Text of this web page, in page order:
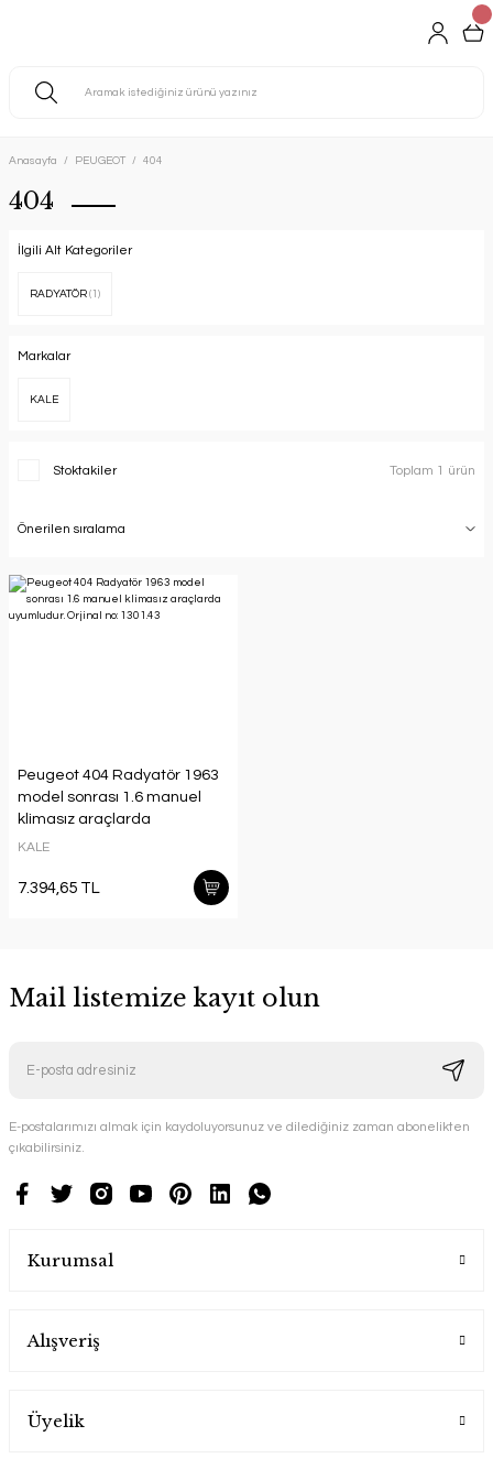
Anasayfa PEUGEOT 404
404
İlgili Alt Kategoriler
RADYATÖR (1)
Markalar
KALE
Stoktakiler Toplam 1 ürün
Peugeot 404 Radyatör 1963
model sonrası 1.6 manuel
klimasız araçlarda
uyumludur. Orjinal no:
KALE
7.394,65 TL
Mail listemize kayıt olun
E-postalarımızı almak için kaydoluyorsunuz ve dilediğiniz zaman abonelikten
çıkabilirsiniz.
Kurumsal
Alışveriş
Üyelik